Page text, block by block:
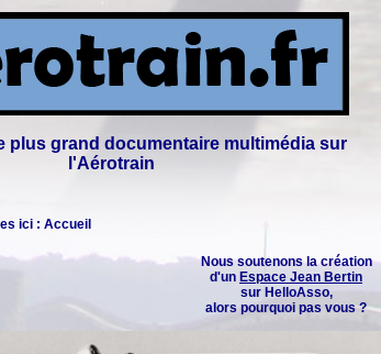
plus grand documentaire multimédia sur
l'Aérotrain
ici : Accueil
Nous soutenons la création
d'un Espace Jean Bertin
sur HelloAsso,
alors pourquoi pas vous ?